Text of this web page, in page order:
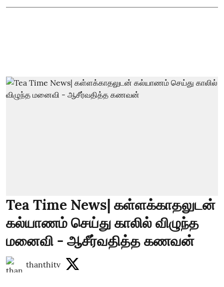
Tea Time News| கள்ளக்காதலுடன்
கல்யாணம் செய்து காலில் விழுந்த
மனைவி - ஆசீர்வதித்த கணவன்
thanthitv